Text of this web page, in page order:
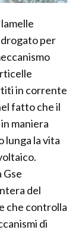
per
in corrente
fatto che il
maniera
lunga la vita
Gse
del
che controlla
di